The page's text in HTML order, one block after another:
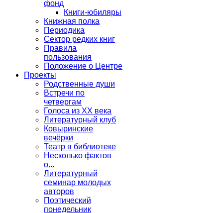
фонд
Книги-юбиляры
Книжная полка
Периодика
Сектор редких книг
Правила
пользования
Положение о Центре
Проекты
Родственные души
Встречи по
четвергам
Голоса из ХХ века
Литературный клуб
Ковыринские
вечёрки
Театр в библиотеке
Несколько фактов
о...
Литературный
семинар молодых
авторов
Поэтический
понедельник